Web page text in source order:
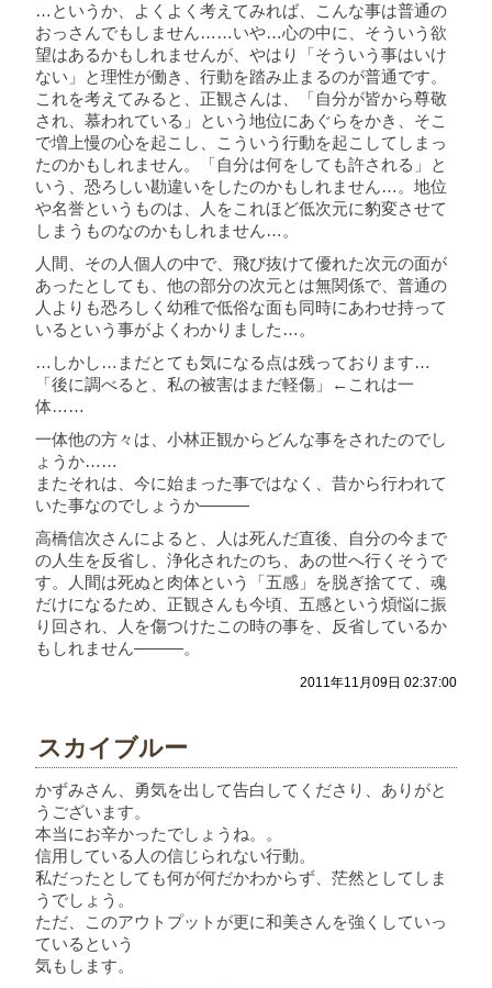
…というか、よくよく考えてみれば、こんな事は普通の
おっさんでもしません……いや…心の中に、そういう欲
望はあるかもしれませんが、やはり「そういう事はいけ
ない」と理性が働き、行動を踏み止まるのが普通です。
これを考えてみると、正観さんは、「自分が皆から尊敬
され、慕われている」という地位にあぐらをかき、そこ
で増上慢の心を起こし、こういう行動を起こしてしまっ
たのかもしれません。「自分は何をしても許される」と
いう、恐ろしい勘違いをしたのかもしれません…。地位
や名誉というものは、人をこれほど低次元に豹変させて
しまうものなのかもしれません…。
人間、その人個人の中で、飛び抜けて優れた次元の面が
あったとしても、他の部分の次元とは無関係で、普通の
人よりも恐ろしく幼稚で低俗な面も同時にあわせ持って
いるという事がよくわかりました…。
…しかし…まだとても気になる点は残っております…
「後に調べると、私の被害はまだ軽傷」←これは一
体……
一体他の方々は、小林正観からどんな事をされたのでし
ょうか……
またそれは、今に始まった事ではなく、昔から行われて
いた事なのでしょうか―――
高橋信次さんによると、人は死んだ直後、自分の今まで
の人生を反省し、浄化されたのち、あの世へ行くそうで
す。人間は死ぬと肉体という「五感」を脱ぎ捨てて、魂
だけになるため、正観さんも今頃、五感という煩悩に振
り回され、人を傷つけたこの時の事を、反省しているか
もしれません―――。
2011年11月09日 02:37:00
スカイブルー
かずみさん、勇気を出して告白してくださり、ありがと
うございます。
本当にお辛かったでしょうね。。
信用している人の信じられない行動。
私だったとしても何が何だかわからず、茫然としてしま
うでしょう。
ただ、このアウトプットが更に和美さんを強くしていっ
ているという
気もします。